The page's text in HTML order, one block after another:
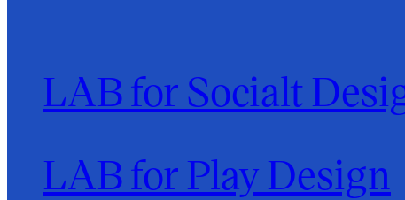
LAB for Socialt
LAB for Play Design